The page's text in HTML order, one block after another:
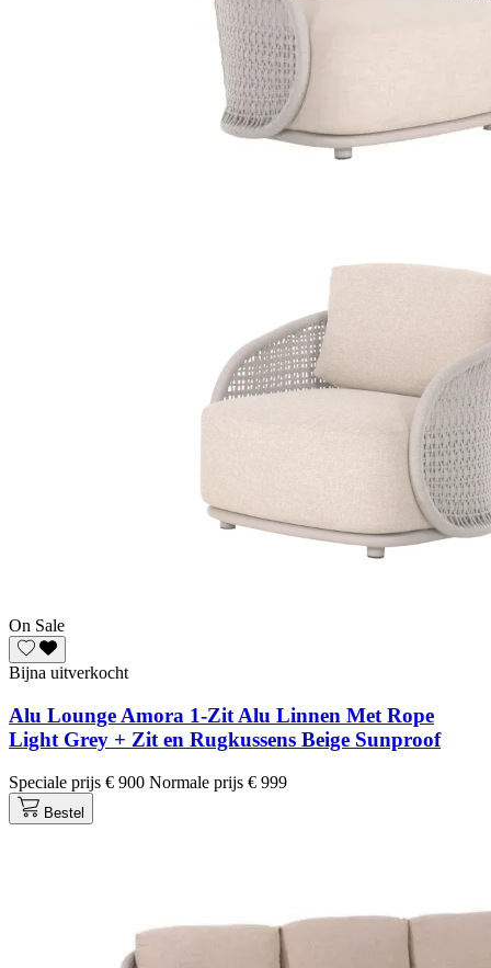
On Sale
Bijna uitverkocht
Alu Lounge Amora 1-Zit Alu Linnen Met Rope
Light Grey + Zit en Rugkussens Beige Sunproof
Speciale prijs € 900 Normale prijs € 999
Bestel